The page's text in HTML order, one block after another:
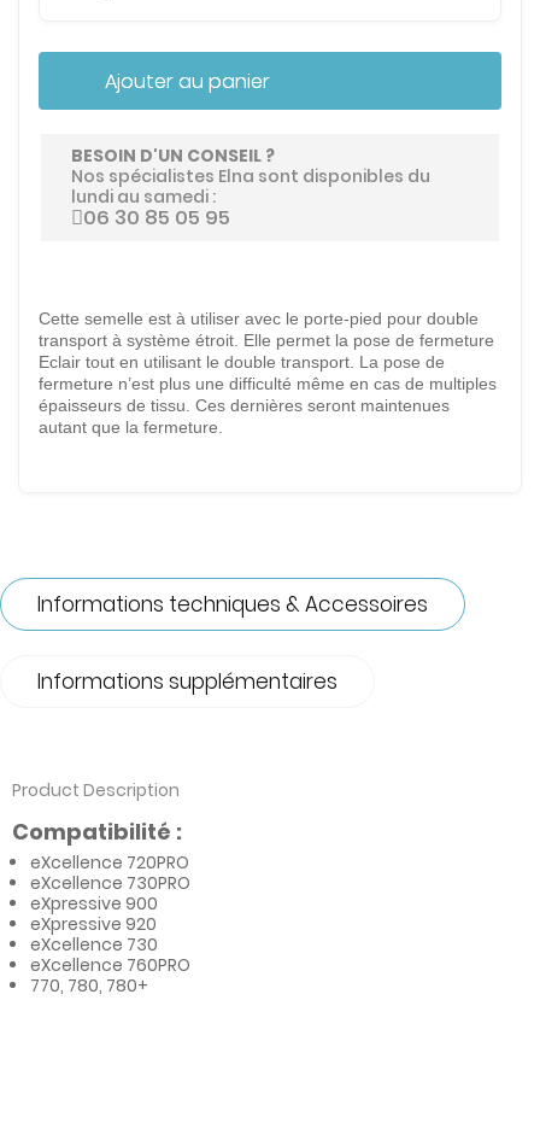
Ajouter au panier
BESOIN D'UN CONSEIL ?
Nos spécialistes Elna sont disponibles du
lundi au samedi :
06 30 85 05 95
Cette semelle est à utiliser avec le porte-pied pour double
transport à système étroit. Elle permet la pose de fermeture
Eclair tout en utilisant le double transport. La pose de
fermeture n’est plus une difficulté même en cas de multiples
épaisseurs de tissu. Ces dernières seront maintenues
autant que la fermeture.
Informations techniques & Accessoires
Informations supplémentaires
Product Description
Compatibilité :
eXcellence 720PRO
eXcellence 730PRO
eXpressive 900
eXpressive 920
eXcellence 730
eXcellence 760PRO
770, 780, 780+